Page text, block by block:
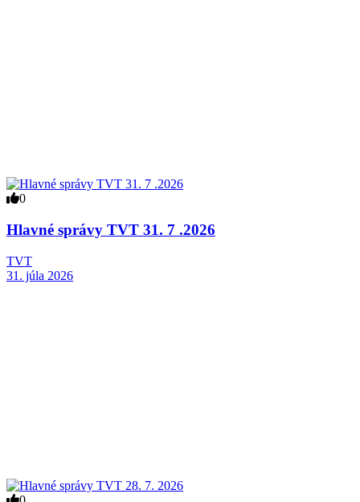
0
Hlavné správy TVT 31. 7 .2026
TVT
31. júla 2026